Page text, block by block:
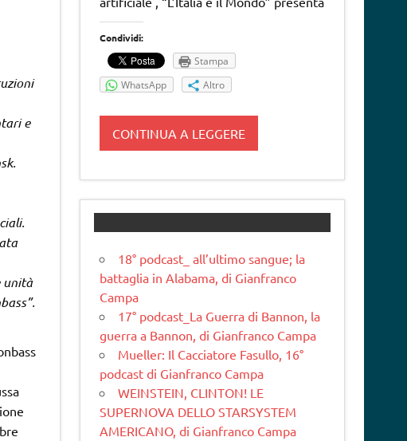
e
unità
Condividi:
Stampa
WhatsApp
Altro
CONTINUA A LEGGERE
18° podcast_ all’ultimo sangue; la
battaglia in Alabama, di Gianfranco
Campa
17° podcast_La Guerra di Bannon, la
guerra a Bannon, di Gianfranco Campa
Mueller: Il Cacciatore Fasullo, 16°
podcast di Gianfranco Campa
WEINSTEIN, CLINTON! LE
SUPERNOVA DELLO STARSYSTEM
AMERICANO, di Gianfranco Campa